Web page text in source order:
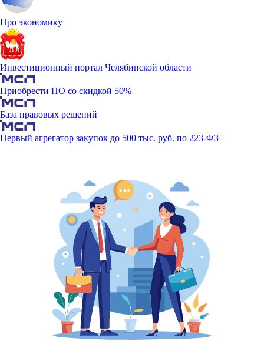
Про экономику
Инвестиционный портал Челябинской области
Приобрести ПО со скидкой 50%
База правовых решений
Первый агрегатор закупок до 500 тыс. руб. по 223-ФЗ